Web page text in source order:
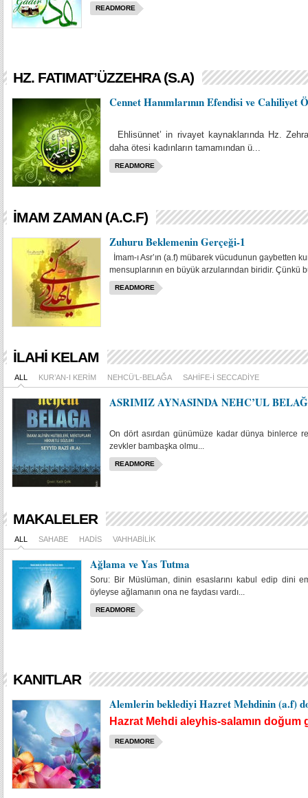
READMORE
HZ. FATIMAT’ÜZZEHRA (S.A)
Cennet Hanımlarının Efendisi ve Cahiliyet
Ehlisünnet’ in rivayet kaynaklarında Hz.
daha ötesi kadınların tamamından ü...
READMORE
İMAM ZAMAN (A.C.F)
Zuhuru Beklemenin Gerçeği-1
İmam-ı Asr’ın (a.f) mübarek vücudunun gaybetten
mensuplarının en büyük arzularından biridir. Çünkü
READMORE
İLAHI KELAM
ALL KUR’AN-I KERIM NEHCÜ’L-BELAĞA SAHIFE-I SECCADIYE
ASRIMIZ AYNASINDA NEHC’UL
On dört asırdan günümüze kadar dünya binlerce
zevkler bambaşka olmu...
READMORE
MAKALELER
ALL SAHABE HADIS VAHHABILIK
Ağlama ve Yas Tutma
Soru: Bir Müslüman, dinin esaslarını kabul edip dini
öyleyse ağlamanın ona ne faydası vardı...
READMORE
KANITLAR
Alemlerin beklediyi Hazret Mehdinin (a.f)
Hazrat Mehdi aleyhis-salamın
READMORE